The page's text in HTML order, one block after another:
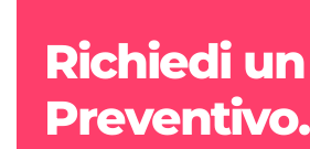
Richiedi un
Preventivo.